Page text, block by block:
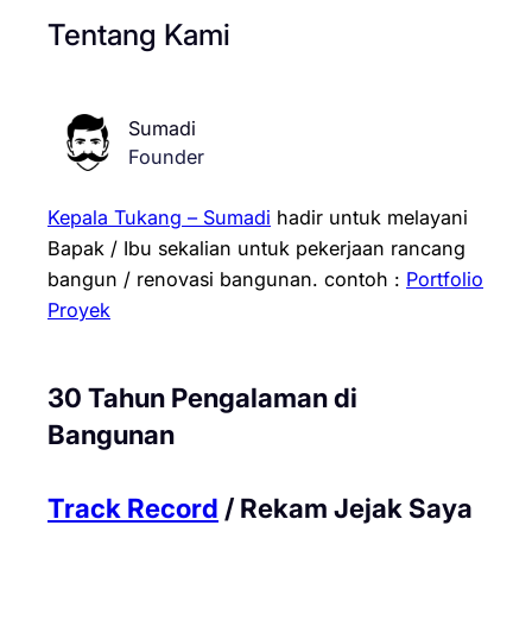
Tentang Kami
Sumadi
Founder
Kepala Tukang – Sumadi hadir untuk melayani
Bapak / Ibu sekalian untuk pekerjaan rancang
bangun / renovasi bangunan. contoh : Portfolio
Proyek
30 Tahun Pengalaman di
Bangunan
Track Record / Rekam Jejak Saya